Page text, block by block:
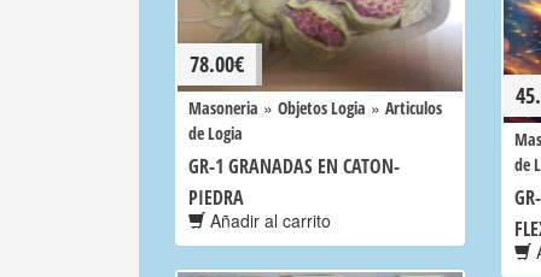
78.00€
Masoneria » Objetos Logia » Articulos
de Logia
GR-1 GRANADAS EN CATON-
PIEDRA
Añadir al carrito
de